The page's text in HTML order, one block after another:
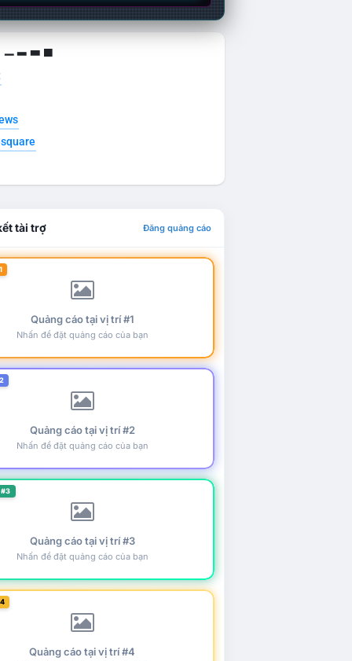
▁ ▂ ▃ ▄
tài trợ Đăng quảng cáo
Quảng cáo tại vị trí #1
Nhấn để đặt quảng cáo của bạn
Quảng cáo tại vị trí #2
Nhấn để đặt quảng cáo của bạn
Quảng cáo tại vị trí #3
Nhấn để đặt quảng cáo của bạn
Quảng cáo tại vị trí #4